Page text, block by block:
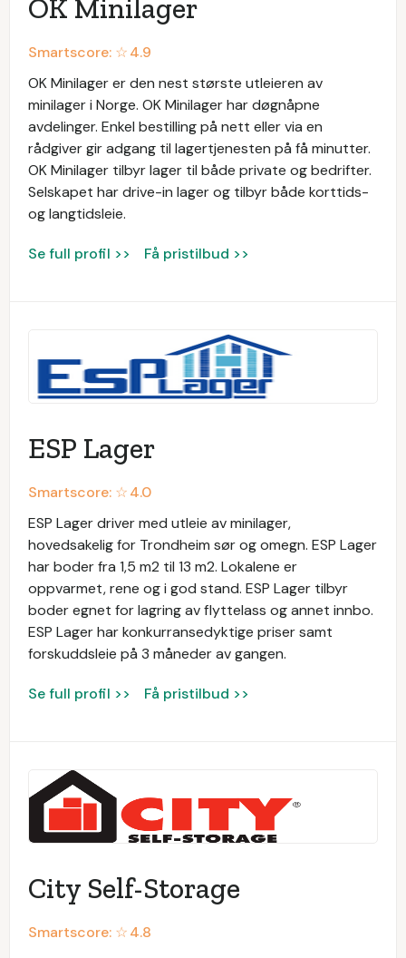
OK Minilager
Smartscore: ☆4.9
OK Minilager er den nest største utleieren av
minilager i Norge. OK Minilager har døgnåpne
avdelinger. Enkel bestilling på nett eller via en
rådgiver gir adgang til lagertjenesten på få minutter.
OK Minilager tilbyr lager til både private og bedrifter.
Selskapet har drive-in lager og tilbyr både korttids-
og langtidsleie.
Se full profil >> Få pristilbud >>
ESP Lager
Smartscore: ☆4.0
ESP Lager driver med utleie av minilager,
hovedsakelig for Trondheim sør og omegn. ESP Lager
har boder fra 1,5 m2 til 13 m2. Lokalene er
oppvarmet, rene og i god stand. ESP Lager tilbyr
boder egnet for lagring av flyttelass og annet innbo.
ESP Lager har konkurransedyktige priser samt
forskuddsleie på 3 måneder av gangen.
Se full profil >> Få pristilbud >>
City Self-Storage
Smartscore: ☆4.8